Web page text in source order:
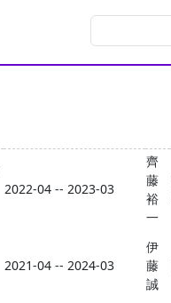
2022-04 -- 2023-03
齊
藤
裕
一
2021-04 -- 2024-03
伊
藤
誠